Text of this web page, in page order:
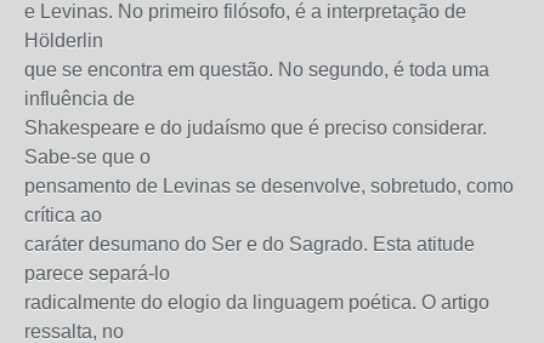
e Levinas. No primeiro filósofo, é a interpretação de
Hölderlin
que se encontra em questão. No segundo, é toda uma
influência de
Shakespeare e do judaísmo que é preciso considerar.
Sabe-se que o
pensamento de Levinas se desenvolve, sobretudo, como
crítica ao
caráter desumano do Ser e do Sagrado. Esta atitude
parece separá-lo
radicalmente do elogio da linguagem poética. O artigo
ressalta, no